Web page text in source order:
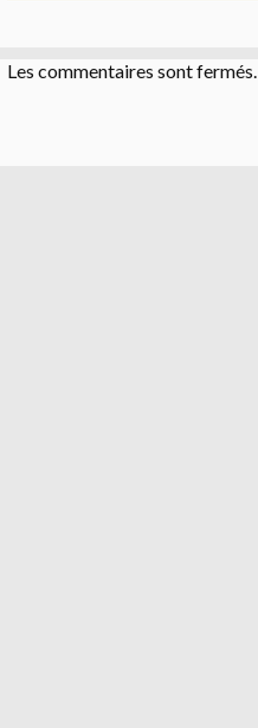
Les commentaires sont fermés.